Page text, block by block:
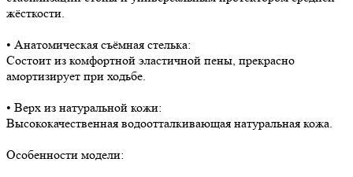
жёсткости.
• Анатомическая съёмная стелька:
Состоит из комфортной эластичной пены, прекрасно
амортизирует при ходьбе.
• Верх из натуральной кожи:
Высококачественная водоотталкивающая натуральная кожа.
Особенности модели: